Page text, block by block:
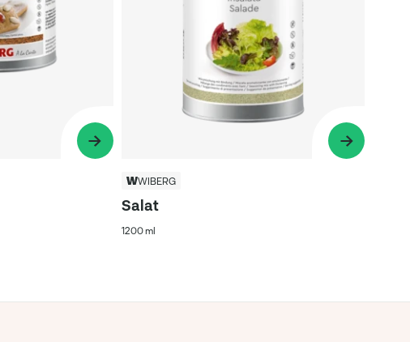
WIBERG
Salat
1200 ml